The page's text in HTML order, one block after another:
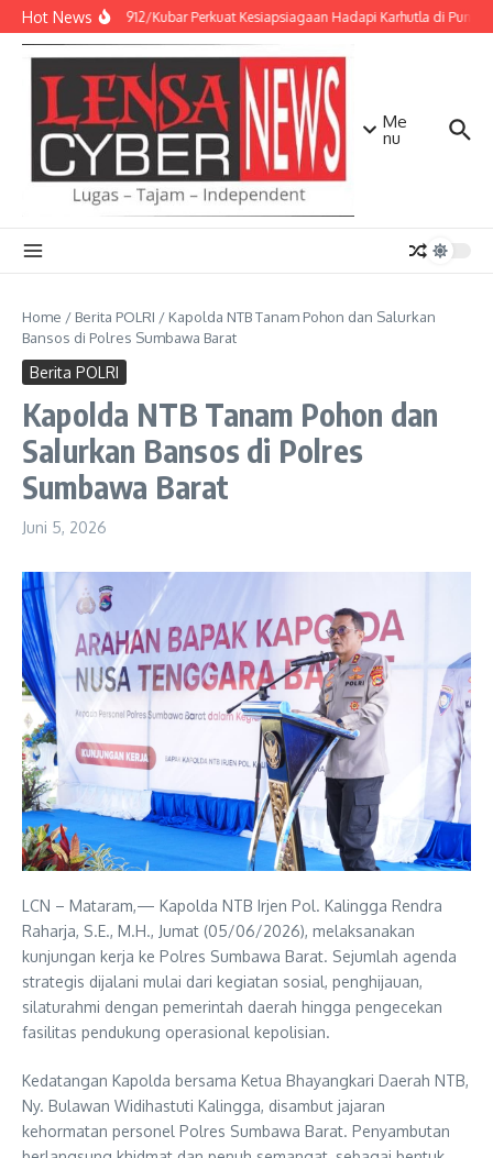
Lewati ke konten
Hot NewsKodim 0912/Kubar Perkuat Kesiapsiagaan Hadapi Karhutla di Puncak
Me
nu
Home / Berita POLRI / Kapolda NTB Tanam Pohon dan Salurkan
Bansos di Polres Sumbawa Barat
Berita POLRI
Kapolda NTB Tanam Pohon dan
Salurkan Bansos di Polres
Sumbawa Barat
Juni 5, 2026
LCN – Mataram,— Kapolda NTB Irjen Pol. Kalingga Rendra
Raharja, S.E., M.H., Jumat (05/06/2026), melaksanakan
kunjungan kerja ke Polres Sumbawa Barat. Sejumlah agenda
strategis dijalani mulai dari kegiatan sosial, penghijauan,
silaturahmi dengan pemerintah daerah hingga pengecekan
fasilitas pendukung operasional kepolisian.
Kedatangan Kapolda bersama Ketua Bhayangkari Daerah NTB,
Ny. Bulawan Widihastuti Kalingga, disambut jajaran
kehormatan personel Polres Sumbawa Barat. Penyambutan